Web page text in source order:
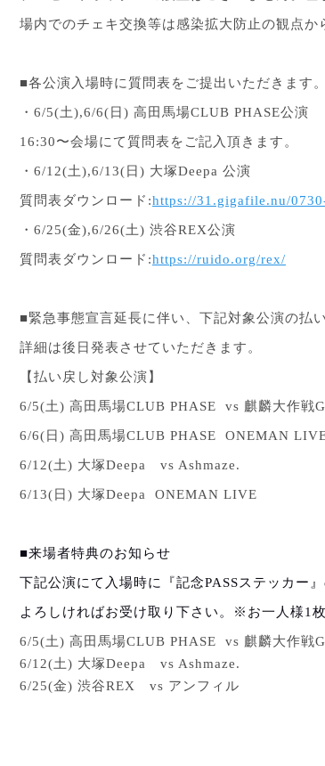
場内でのチェキ交換等は感染拡大防止の観点か
■各公演入場時に質問表をご提出いただきます。
・ 6/5(土),6/6( 日 ) 高田馬場CLUB PHASE公演
16:30〜会場にて質問表をご記入頂きます。
・ 6/12(土),6/13( 日 ) 大塚Deepa 公演
質問表ダウンロード :https://31.gigafile.nu/
・ 6/25(金),6/26(土) 渋谷REX公演
質問表ダウンロード :https://ruido.org/rex/
■緊急事態宣言延長に伴い、下記対象公演の払
詳細は後日発表させていただきます。
【払い戻し対象公演】
6/5(土) 高田馬場CLUB PHASE vs 麒麟大作戦G
6/6( 日 ) 高田馬場CLUB PHASE ONEMAN
6/12(土) 大塚Deepa vs Ashmaze.
6/13( 日 ) 大塚Deepa ONEMAN LIVE
■来場者特典のお知らせ
下記公演にて入場時に『記念PASSステッカー
よろしければお受け取り下さい。※お一人様1
6/5(土) 高田馬場CLUB PHASE vs 麒麟大作戦G
6/12(土) 大塚Deepa
vs Ashmaze.
6/25(金) 渋谷REX vs アンフィル